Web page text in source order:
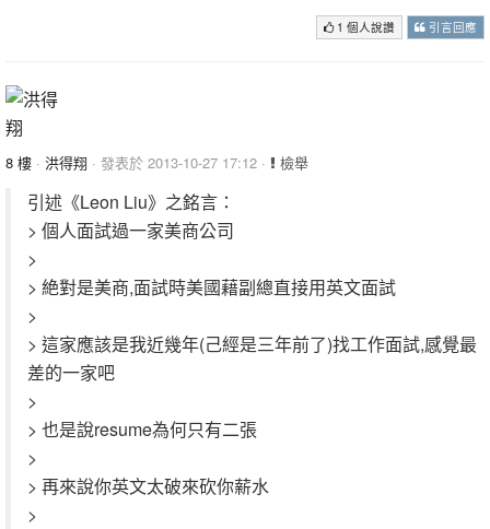
1 個人說讚 引言回應
8 樓 · 洪得翔 · 發表於 2013-10-27 17:12 · 檢舉
引述《Leon Liu》之銘言：
> 個人面試過一家美商公司
>
> 絶對是美商,面試時美國藉副總直接用英文面試
>
> 這家應該是我近幾年(己經是三年前了)找工作面試,感覺最
差的一家吧
>
> 也是說resume為何只有二張
>
> 再來說你英文太破來砍你薪水
>